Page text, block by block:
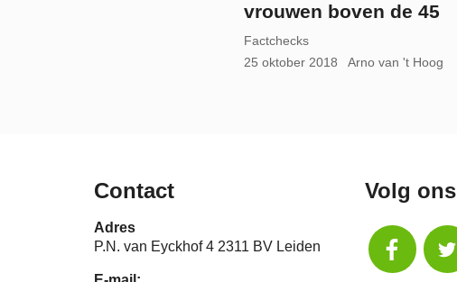
vrouwen boven de 45
Factchecks
25 oktober 2018
Arno van 't Hoog
Contact
Adres
P.N. van Eyckhof 4 2311 BV Leiden
Volg ons